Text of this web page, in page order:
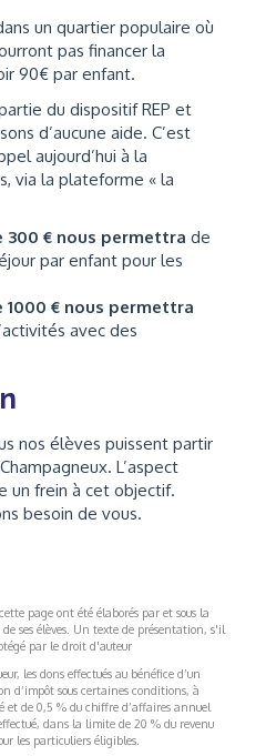
un quartier populaire où
pas financer la
90€ par enfant.
du dispositif REP et
d’aucune aide. C’est
aujourd’hui à la
via la plateforme « la
€ nous permettra de
par enfant pour les
€ nous permettra
avec des
nos élèves puissent partir
L’aspect
un frein à cet objectif.
besoin de vous.
page ont été élaborés par et sous la
ses élèves. Un texte de présentation, s'il
par le droit d'auteur
les dons effectués au bénéfice d’un
d’impôt sous certaines conditions, à
et de 0,5 % du chiffre d’affaires annuel
dans la limite de 20 % du revenu
les particuliers éligibles.